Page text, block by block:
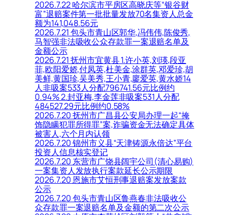
2026.7.22 哈尔滨市平房区高晓庆等“银谷财
富”退赔案件第一批批量发放70名集资人总金
额为141,048.56元
2026.7.21 包头市青山区郭华,冯伟伟,陈俊秀,
马智强非法吸收公众存款罪一案退赔名单及
金额公示
2026.7.21 抚州市宜黄县 1.许小英,刘瑛,段亚
菲,欧阳爱娇,付凤英,杜美金,涂群英,邓爱珍,胡
美鲜,黄国珍,吴美秀,王小青,廖爱英,黄水娇14
人非吸案533人分配796741.56元比例约
0.94% 2.封亚梅,李金莲非吸案531人分配
484527.29元比例约0.58%
2026.7.20 抚州市广昌县公安局办理一起“掩
饰隐瞒犯罪所得罪”案,诈骗资金无法确定具体
被害人,六个月内认领
2026.7.20 锦州市义县“天津铸源永倍达”平台
投资人信息核实登记
2026.7.20 东营市广饶县阔宇公司(清心易购)
一案集资人发放执行案款延长公示期限
2026.7.20 恩施市艾恒刑事退赔案发放案款
公示
2026.7.20 包头市青山区鲁燕春非法吸收公
众存款罪一案退赔名单及金额的第二次公示